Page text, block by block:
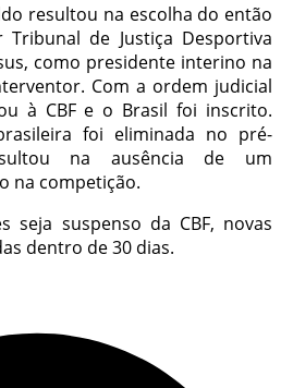
resultou na escolha do então
de Justiça Desportiva
como presidente interino na
Com a ordem judicial
à CBF e o Brasil foi inscrito.
foi eliminada no pré-
na ausência de um
na competição.
seja suspenso da CBF, novas
dentro de 30 dias.